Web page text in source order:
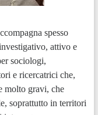
Ed è nella stessa direzione che nelle società occidentali si possono analizzare e poi sviluppare le ricorse migliori allo scopo di arginare comportamenti, tesi e approcci razzisti, violenti e discriminatori. Oppure immaginare percorsi di emancipazione delle donne in contesti di segregazione e violenza (domestica, lavorativa…) mediante un impegno strategico adeguatamente articolato e, quindi, ispirato dall’esperienza e dalla conoscenza della ricercatrice sociale. Domandarsi “che fare” dinnanzi a queste storie di vita, condizioni di lavoro, violenze, prepotenze, interessi e pratiche volte a spersonalizzare uomini e donne in ragione della loro fragilità indotta da un sistema economico e sociale autoritario e violento, significa, perciò, porsi una domanda sociologica legittima; come lo è anche immaginare, programmare, organizzare, forme di partecipazione dei braccianti indiani lungo un percorso di riscatto, rivolta, contestazione e denuncia allo scopo di superare un sistema produttivo fonda-to sullo sfruttamento e su comportamenti e interessi criminali e mafiosi. Rilevare dati, analizzare storie di vita, contestualizzare una ricerca dentro un quadro teorico preciso non è sufficiente. Dinnanzi ad un uomo a cui un “padrone” ha tentato di dare fuoco – perché si è permesso di chiedere due mesi di retribuzione a fronte degli ultimi sei mesi regolarmente non retribuiti – è legittimo indignarsi e attivarsi, insieme a quei lavoratori, per realizzare e, nel caso, forzare quel cambiamento necessario perché nessuno più venga sfruttato, emarginato o muoia di lavoro e di indifferenza. Questo genere di sociologia consentirebbe di ridare passione alla disciplina, di ricostruire il senso della sua visione riflessiva e della sua metodologia, di sviluppare un rapporto scientifico e nel contempo sentimentale con la popolazione, di sollecitare l’immaginazione sociologica, che secondo Wright Mills consiste nella capacità di riflettere su sé stessi come soggetti liberi e non vincolati da tutte le influenze sociali che condizionano inconsapevolmente ogni gesto della vita quotidiana, non solo verso la ricerca, ma anche nei riguardi della costruzione e della realizzazione del cambiamento possibile. Tra i possibili punti di riferimento di questo complesso e spesso coraggioso approccio sociologico si può ricordare Galtung, il quale, ad esempio, in uno dei suoi testi più interessanti (La trasformazione dei conflitti con mezzi pacifici. Il metodo Transcend, EGA, 2000) elabora non solo una ricerca, ma un manuale avente come scopo quello di costruire percorsi programmati, organizzati e partecipativi di inclusione delle parti per il superamento del conflitto. Galtung ritiene che per superare un conflitto si debba avere una visione; e la visione è, per il ricercatore, premessa e obiettivo della propria ricerca-azione che può consentire di superare scontri e violenze anche gravi. In Italia è possibile citare Danilo Dolci, n